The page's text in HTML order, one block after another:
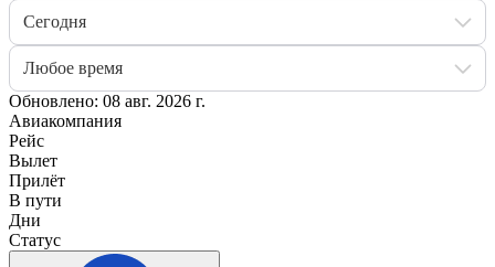
Сегодня
Любое время
Обновлено: 08 авг. 2026 г.
Авиакомпания
Рейс
Вылет
Прилёт
В пути
Дни
Статус